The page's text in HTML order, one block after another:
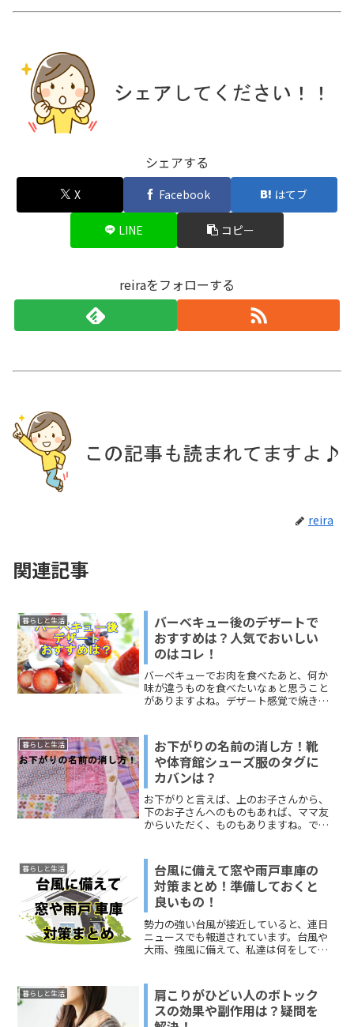
シェアする
X Facebook はてブ
LINE コピー
reiraをフォローする
reira
関連記事
暮らしと生活
バーベキュー後のデザートで
おすすめは？人気でおいしい
のはコレ！
バーベキューでお肉を食べたあと、何か
味が違うものを食べたいなぁと思うこと
がありますよね。デザート感覚で焼きマ
のおすすめ、人気なもの、もうひと工夫
したい人に焼いてもおいしい...
暮らしと生活
お下がりの名前の消し方！靴
や体育館シューズ服のタグに
カバンは？
お下がりと言えば、上のお子さんから、
下のお子さんへのものもあれば、ママ友
からいただく、ものもありますね。で
材的に消えないのではないかと思うもの
でも、何とかしたいものですよね。今回
は、「お下がりの名前の消し方！靴の場
合はどうする？」をメインにお伝えしま
す。その他、体育館シューズ、服のタ
グ、カバンに書いてある名前を消す方法
もまとめしたので、どうぞ参考にしてく
ださい。
暮らしと生活
台風に備えて窓や雨戸車庫の
対策まとめ！準備しておくと
良いもの！
勢力の強い台風が接近していると、連日
ニュースでも報道されています。台風や
大雨、強風に備えて、私達は何をしてお
る 窓 雨戸 車庫について、その対策方法を
まとめてみました。...
暮らしと生活
肩こりがひどい人のボトック
スの効果や副作用は？疑問を